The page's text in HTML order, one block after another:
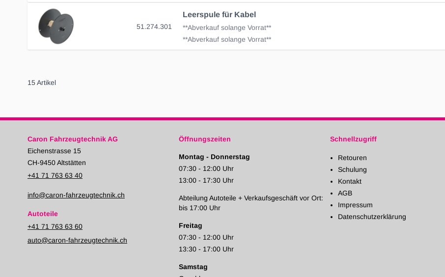
51.274.301
Leerspule für Kabel
**Abverkauf solange Vorrat**
**Abverkauf solange Vorrat**
15Artikel
Caron Fahrzeugtechnik AG
Eichenstrasse 15
CH-9450 Altstätten
+41 71 763 63 40
info@caron-fahrzeugtechnik.ch
Autoteile
+41 71 763 63 60
auto@caron-fahrzeugtechnik.ch
Öffnungszeiten
Montag - Donnerstag
07:30 - 12:00 Uhr
13:00 - 17:30 Uhr
Abteilung Autoteile + Verkaufsgeschäft vor Ort:
bis 17:00 Uhr
Freitag
07:30 - 12:00 Uhr
13:30 - 17:00 Uhr
Samstag
Schnellzugriff
Retouren
Schulung
Kontakt
AGB
Impressum
Datenschutzerklärung